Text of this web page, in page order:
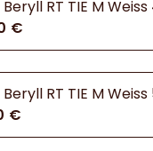
RT TIE M
€
RT TIE M
€